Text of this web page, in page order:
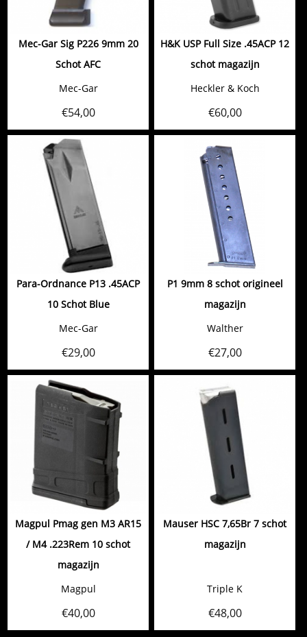
Mec-Gar Sig P226 9mm 20
Schot AFC
Mec-Gar
€54,00
H&K USP Full Size .45ACP 12
schot magazijn
Heckler & Koch
€60,00
Para-Ordnance P13 .45ACP
10 Schot Blue
Mec-Gar
€29,00
P1 9mm 8 schot origineel
magazijn
Walther
€27,00
Magpul Pmag gen M3 AR15
/ M4 .223Rem 10 schot
magazijn
Magpul
€40,00
Mauser HSC 7,65Br 7 schot
magazijn
Triple K
€48,00